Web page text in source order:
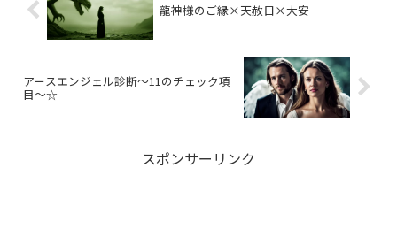
龍神様のご縁×天赦日×大安
アースエンジェル診断～11のチェック項
目～☆
スポンサーリンク